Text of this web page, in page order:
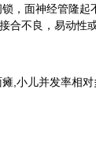
，面神经管隆
合不良，易动性
,小儿并发率相对